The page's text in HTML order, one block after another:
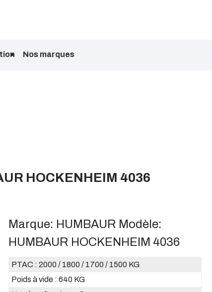
Nos marques
HOCKENHEIM 4036
Marque: HUMBAUR Modèle:
HUMBAUR HOCKENHEIM 4036
PTAC : 2000 / 1800 / 1700 / 1500 KG
Poids à vide : 640 KG